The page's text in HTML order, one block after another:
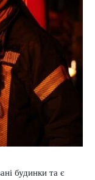
будинки та є